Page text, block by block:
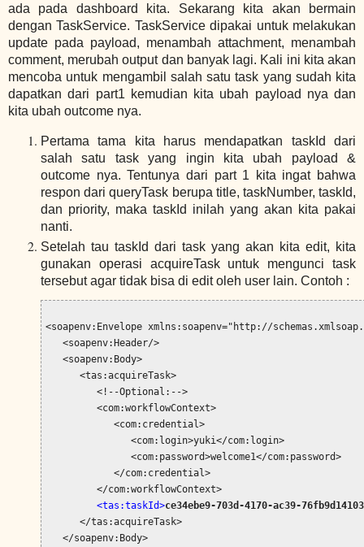
ada pada dashboard kita. Sekarang kita akan bermain
dengan TaskService. TaskService dipakai untuk melakukan
update pada payload, menambah attachment, menambah
comment, merubah output dan banyak lagi. Kali ini kita akan
mencoba untuk mengambil salah satu task yang sudah kita
dapatkan dari part1 kemudian kita ubah payload nya dan
kita ubah outcome nya.
Pertama tama kita harus mendapatkan taskId dari
salah satu task yang ingin kita ubah payload &
outcome nya. Tentunya dari part 1 kita ingat bahwa
respon dari queryTask berupa title, taskNumber, taskId,
dan priority, maka taskId inilah yang akan kita pakai
nanti.
Setelah tau taskId dari task yang akan kita edit, kita
gunakan operasi acquireTask untuk mengunci task
tersebut agar tidak bisa di edit oleh user lain. Contoh :
<soapenv:Envelope xmlns:soapenv="http://
   <soapenv:Header/>
   <soapenv:Body>
      <tas:acquireTask>
         <!--Optional:-->
         <com:workflowContext>
            <com:credential>
               <com:login>yuki</com:login>
               <com:password>welcome1</com:password>
            </com:credential>
         </com:workflowContext>
<tas:taskId>ce34ebe9-703d-4170-ac39-
      </tas:acquireTask>
   </soapenv:Body>